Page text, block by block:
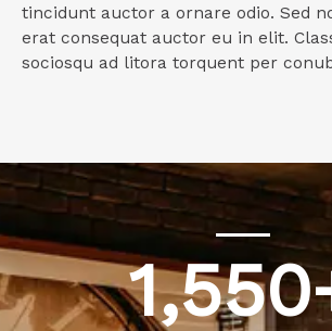
tincidunt auctor a ornare odio. Sed
erat consequat auctor eu in elit.
sociosqu ad litora torquent per
1,550